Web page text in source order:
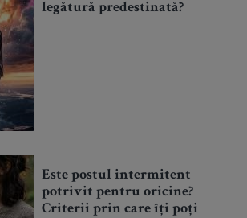
legătură predestinată?
Este postul intermitent
potrivit pentru oricine?
Criterii prin care îți poți